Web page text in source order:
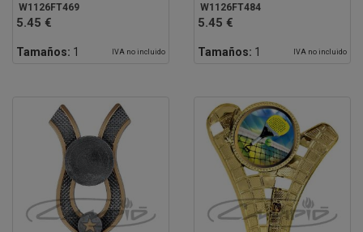
W1126FT469
5.45 €
Tamaños: 1 IVA no incluido
W1126FT484
5.45 €
Tamaños: 1 IVA no incluido